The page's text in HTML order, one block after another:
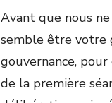
Avant que nous
semble être votre
gouvernance,
de la première